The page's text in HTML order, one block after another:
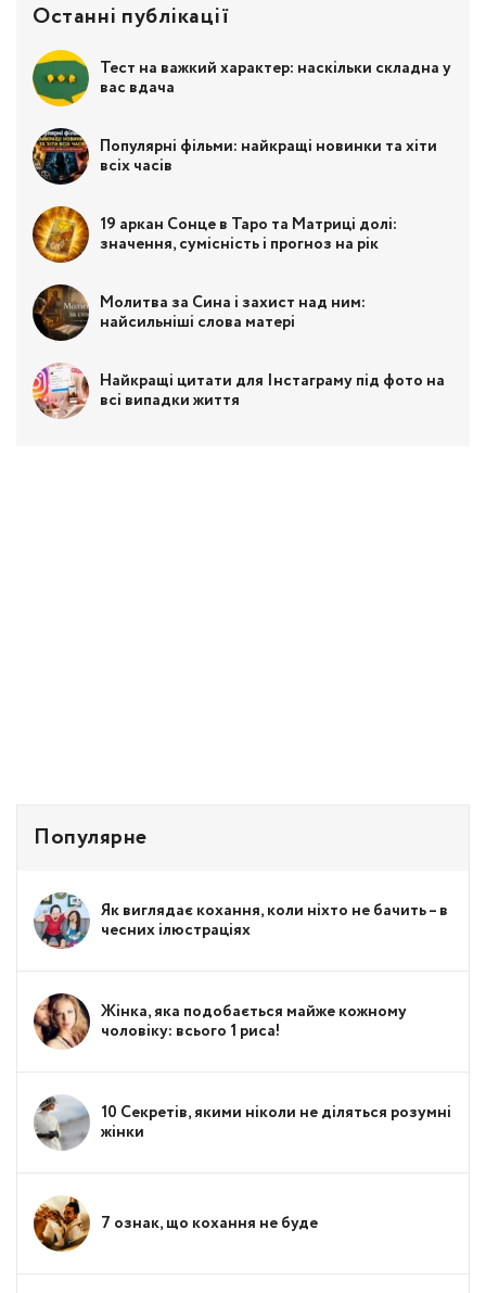
Останні публікації
Тест на важкий характер: наскільки складна у
вас вдача
Популярні фільми: найкращі новинки та хіти
всіх часів
19 аркан Сонце в Таро та Матриці долі:
значення, сумісність і прогноз на рік
Молитва за Сина і захист над ним:
найсильніші слова матері
Найкращі цитати для Інстаграму під фото на
всі випадки життя
Популярне
Як виглядає кохання, коли ніхто не бачить – в
чесних ілюстраціях
Жінка, яка подобається майже кожному
чоловіку: всього 1 риса!
10 Секретів, якими ніколи не діляться розумні
жінки
7 ознак, що кохання не буде